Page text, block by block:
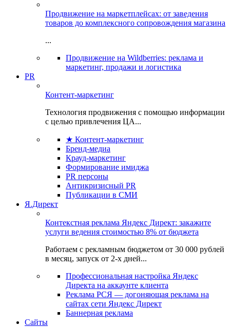
Продвижение на маркетплейсах: от заведения
товаров до комплексного сопровождения магазина
...
Продвижение на Wildberries: реклама и
маркетинг, продажи и логистика
PR
Контент-маркетинг
Технология продвижения с помощью информации
с целью привлечения ЦА...
★ Контент-маркетинг
Бренд-медиа
Крауд-маркетинг
Формирование имиджа
PR персоны
Антикризисный PR
Публикации в СМИ
Я.Директ
Контекстная реклама Яндекс Директ: закажите
услуги ведения стоимостью 8% от бюджета
Работаем с рекламным бюджетом от 30 000 рублей
в месяц, запуск от 2-х дней...
Профессиональная настройка Яндекс
Директа на аккаунте клиента
Реклама РСЯ — догоняющая реклама на
сайтах сети Яндекс Директ
Баннерная реклама
Сайты